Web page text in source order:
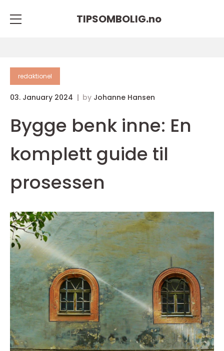
TIPSOMBOLIG.no
redaktionel
03. January 2024 by Johanne Hansen
Bygge benk inne: En
komplett guide til
prosessen